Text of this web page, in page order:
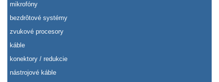
mikrofóny
bezdrôtové systémy
zvukové procesory
káble
konektory / redukcie
nástrojové káble